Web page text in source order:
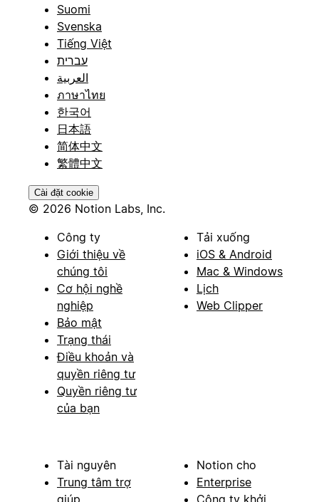
Suomi
Svenska
Tiếng Việt
עברית
العربية
ภาษาไทย
한국어
日本語
简体中文
繁體中文
Cài đặt cookie
© 2026 Notion Labs, Inc.
Công ty
Giới thiệu về
chúng tôi
Cơ hội nghề
nghiệp
Bảo mật
Trạng thái
Điều khoản và
quyền riêng tư
Quyền riêng tư
của bạn
Tải xuống
iOS & Android
Mac & Windows
Lịch
Web Clipper
Tài nguyên
Trung tâm trợ
giúp
Notion cho
Enterprise
Công ty khởi